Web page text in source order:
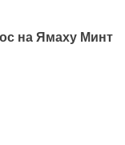
на Ямаху Минт